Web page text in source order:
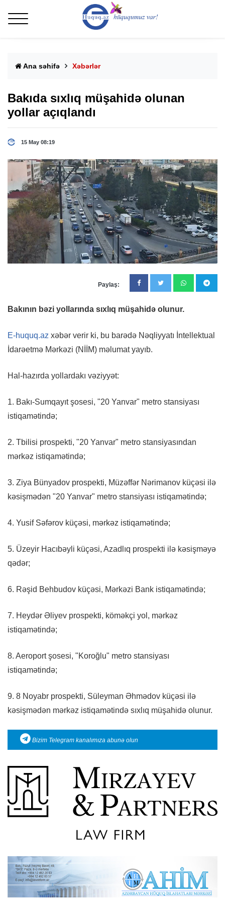
Ana səhifə Xəbərlər
Bakıda sıxlıq müşahidə olunan
yollar açıqlandı
15 May 08:19
Paylaş:
Bakının bəzi yollarında sıxlıq müşahidə olunur.
E-huquq.az xəbər verir ki, bu barədə Nəqliyyatı İntellektual
İdarəetmə Mərkəzi (NİİM) məlumat yayıb.
Hal-hazırda yollardakı vəziyyət:
1. Bakı-Sumqayıt şosesi, "20 Yanvar" metro stansiyası
istiqamətində;
2. Tbilisi prospekti, "20 Yanvar" metro stansiyasından
mərkəz istiqamətində;
3. Ziya Bünyadov prospekti, Müzəffər Nərimanov küçəsi ilə
kəsişmədən "20 Yanvar" metro stansiyası istiqamətində;
4. Yusif Səfərov küçəsi, mərkəz istiqamətində;
5. Üzeyir Hacıbəyli küçəsi, Azadlıq prospekti ilə kəsişməyə
qədər;
6. Rəşid Behbudov küçəsi, Mərkəzi Bank istiqamətində;
7. Heydər Əliyev prospekti, köməkçi yol, mərkəz
istiqamətində;
8. Aeroport şosesi, "Koroğlu" metro stansiyası
istiqamətində;
9. 8 Noyabr prospekti, Süleyman Əhmədov küçəsi ilə
kəsişmədən mərkəz istiqamətində sıxlıq müşahidə olunur.
Bizim Telegram kanalımıza abunə olun